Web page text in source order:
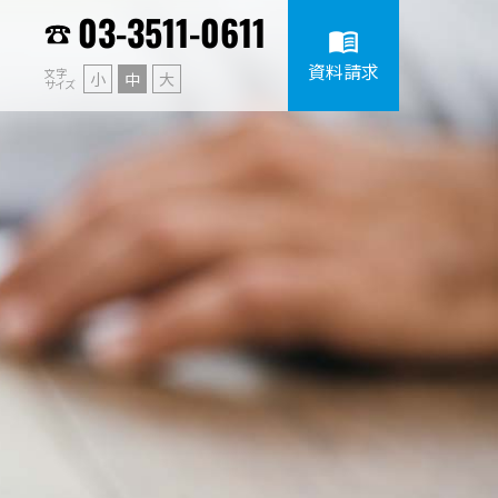
03-3511-0611
文字
サイズ 小 中 大
menu_book
資料請求